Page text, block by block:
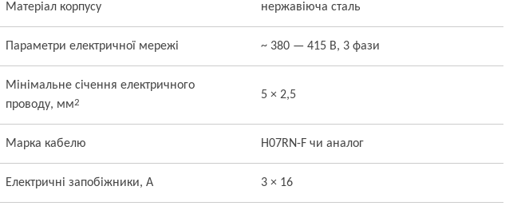
Матеріал корпусу нержавіюча сталь
Параметри електричної мережі ~ 380 — 415 В, 3 фази
Мінімальне січення електричного
проводу, мм2
5 × 2,5
Марка кабелю H07RN-F чи аналог
Електричні запобіжники, А 3 × 16